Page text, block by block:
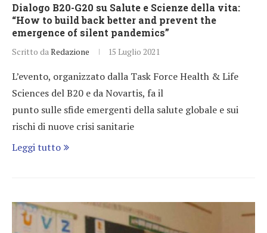
Dialogo B20-G20 su Salute e Scienze della vita:
“How to build back better and prevent the
emergence of silent pandemics”
Scritto da Redazione 15 Luglio 2021
L’evento, organizzato dalla Task Force Health & Life
Sciences del B20 e da Novartis, fa il
punto sulle sfide emergenti della salute globale e sui
rischi di nuove crisi sanitarie
Leggi tutto